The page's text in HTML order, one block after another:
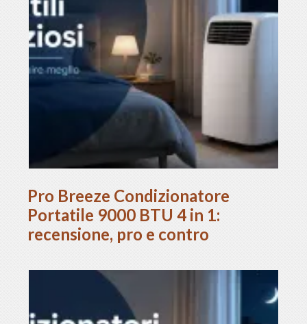
Pro Breeze Condizionatore
Portatile 9000 BTU 4 in 1:
recensione, pro e contro